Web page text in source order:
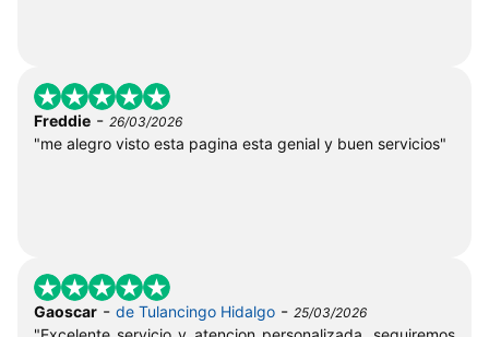
Freddie - 26/03/2026
"me alegro visto esta pagina esta genial y buen servicios"
Gaoscar - de Tulancingo Hidalgo - 25/03/2026